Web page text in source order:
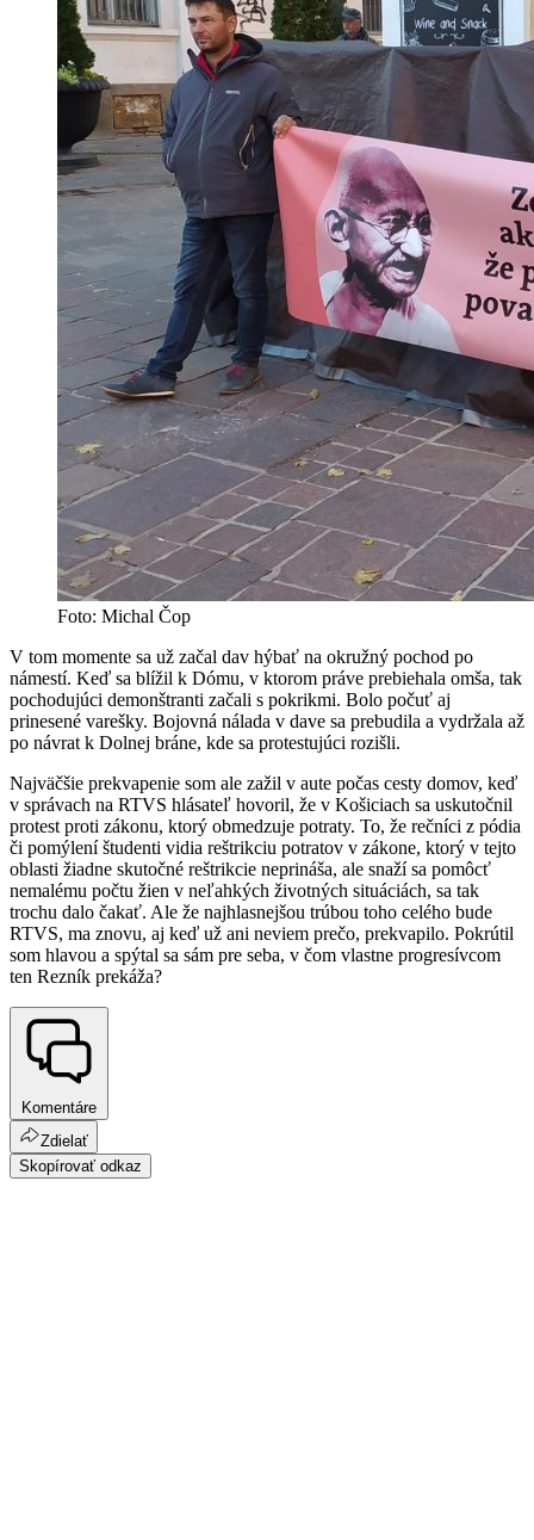
Foto: Michal Čop
V tom momente sa už začal dav hýbať na okružný pochod po
námestí. Keď sa blížil k Dómu, v ktorom práve prebiehala omša, tak
pochodujúci demonštranti začali s pokrikmi. Bolo počuť aj
prinesené varešky. Bojovná nálada v dave sa prebudila a vydržala až
po návrat k Dolnej bráne, kde sa protestujúci rozišli.
Najväčšie prekvapenie som ale zažil v aute počas cesty domov, keď
v správach na RTVS hlásateľ hovoril, že v Košiciach sa uskutočnil
protest proti zákonu, ktorý obmedzuje potraty. To, že rečníci z pódia
či pomýlení študenti vidia reštrikciu potratov v zákone, ktorý v tejto
oblasti žiadne skutočné reštrikcie neprináša, ale snaží sa pomôcť
nemalému počtu žien v neľahkých životných situáciách, sa tak
trochu dalo čakať. Ale že najhlasnejšou trúbou toho celého bude
RTVS, ma znovu, aj keď už ani neviem prečo, prekvapilo. Pokrútil
som hlavou a spýtal sa sám pre seba, v čom vlastne progresívcom
ten Rezník prekáža?
Komentáre
Zdielať
Skopírovať odkaz